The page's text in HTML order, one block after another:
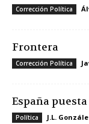
Corrección Política
Frontera
Corrección Política
España
Política J.L.